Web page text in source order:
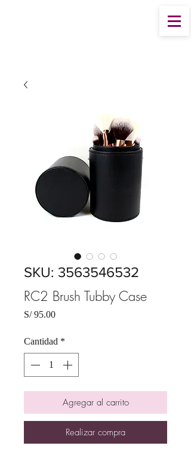
SKU: 3563546532
RC2 Brush Tubby Case
S/ 95.00Precio
Cantidad *
Agregar al carrito
Realizar compra